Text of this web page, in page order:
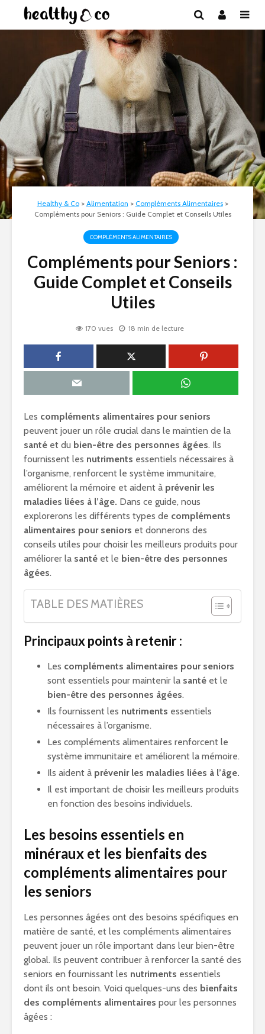
Healthy & Co> Alimentation > Compléments Alimentaires>
Compléments pour Seniors : Guide Complet et Conseils Utiles
COMPLÉMENTS ALIMENTAIRES
Compléments pour Seniors :
Guide Complet et Conseils
Utiles
170 vues 18 min de lecture
Les compléments alimentaires pour seniors
peuvent jouer un rôle crucial dans le maintien de la
santé et du bien-être des personnes âgées. Ils
fournissent les nutriments essentiels nécessaires à
l’organisme, renforcent le système immunitaire,
améliorent la mémoire et aident à prévenir les
maladies liées à l’âge. Dans ce guide, nous
explorerons les différents types de compléments
alimentaires pour seniors et donnerons des
conseils utiles pour choisir les meilleurs produits pour
améliorer la santé et le bien-être des personnes
âgées.
TABLE DES MATIÈRES
Principaux points à retenir :
Les compléments alimentaires pour seniors
sont essentiels pour maintenir la santé et le
bien-être des personnes âgées.
Ils fournissent les nutriments essentiels
nécessaires à l’organisme.
Les compléments alimentaires renforcent le
système immunitaire et améliorent la mémoire.
Ils aident à prévenir les maladies liées à l’âge.
Il est important de choisir les meilleurs produits
en fonction des besoins individuels.
Les besoins essentiels en
minéraux et les bienfaits des
compléments alimentaires pour
les seniors
Les personnes âgées ont des besoins spécifiques en
matière de santé, et les compléments alimentaires
peuvent jouer un rôle important dans leur bien-être
global. Ils peuvent contribuer à renforcer la santé des
seniors en fournissant les nutriments essentiels
dont ils ont besoin. Voici quelques-uns des bienfaits
des compléments alimentaires pour les personnes
âgées :